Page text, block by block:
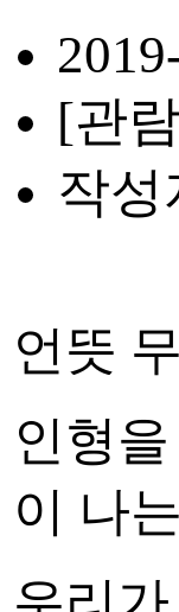
[관
작성
언뜻
인형
이 나